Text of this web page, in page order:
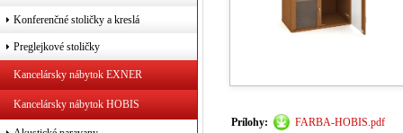
Konferenčné stoličky a kreslá
Preglejkové stoličky
Kancelársky nábytok EXNER
Kancelársky nábytok HOBIS
Prílohy: FARBA-HOBIS.pdf